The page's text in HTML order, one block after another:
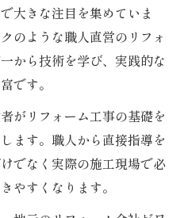
大きな注目を集めていま
のような職人直営のリフォ
から技術を学び、実践的な
です。
がリフォーム工事の基礎を
ます。職人から直接指導を
でなく実際の施工現場で必
やすくなります。